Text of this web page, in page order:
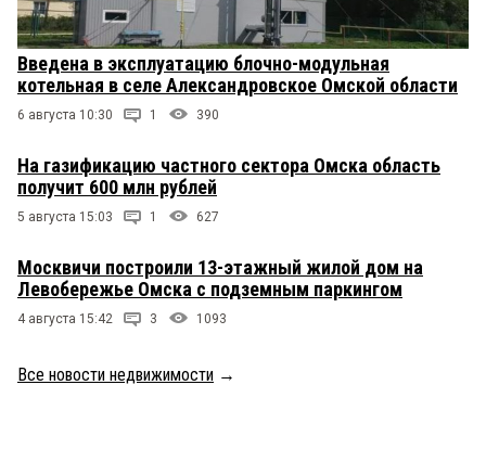
Введена в эксплуатацию блочно-модульная
котельная в селе Александровское Омской области
6 августа 10:30 1 390
На газификацию частного сектора Омска область
получит 600 млн рублей
5 августа 15:03 1 627
Москвичи построили 13-этажный жилой дом на
Левобережье Омска с подземным паркингом
4 августа 15:42 3 1093
Все новости недвижимости →